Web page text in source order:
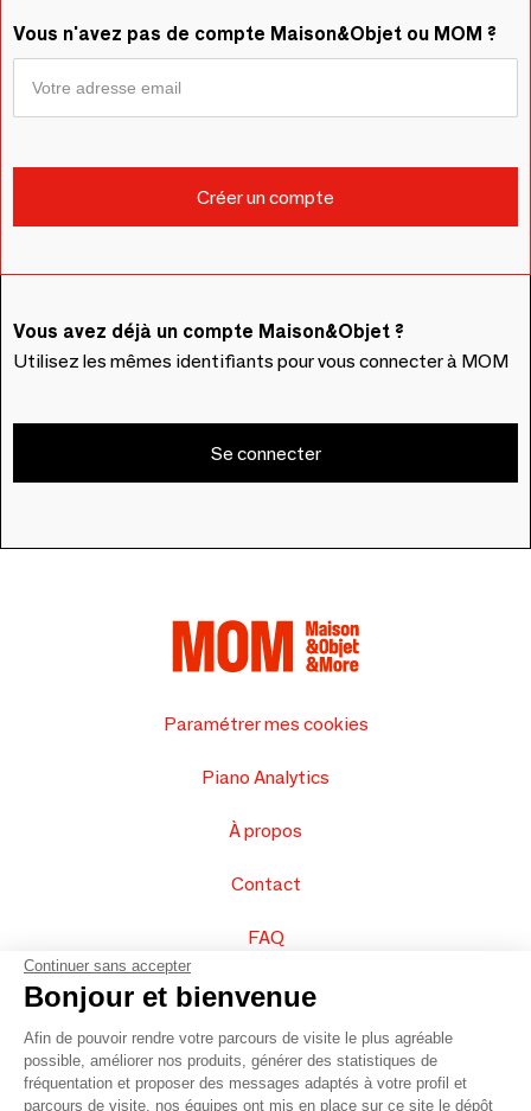
Vous n'avez pas de compte Maison&Objet ou MOM ?
Vous avez déjà un compte Maison&Objet ?
Utilisez les mêmes identifiants pour vous connecter à MOM
Se connecter
Paramétrer mes cookies
Piano Analytics
À propos
Contact
FAQ
Vendez vos produits
Plan du site
Continuer sans accepter
Bonjour et bienvenue
Afin de pouvoir rendre votre parcours de visite le plus agréable
possible, améliorer nos produits, générer des statistiques de
fréquentation et proposer des messages adaptés à votre profil et
parcours de visite, nos équipes ont mis en place sur ce site le dépôt